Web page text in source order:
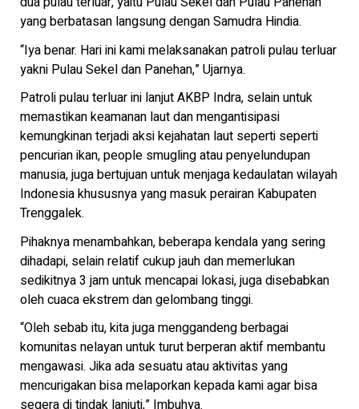
yang berbatasan langsung dengan Samudra Hindia.
“Iya benar. Hari ini kami melaksanakan patroli pulau terluar
yakni Pulau Sekel dan Panehan,” Ujarnya.
Patroli pulau terluar ini lanjut AKBP Indra, selain untuk
memastikan keamanan laut dan mengantisipasi
kemungkinan terjadi aksi kejahatan laut seperti seperti
pencurian ikan, people smugling atau penyelundupan
manusia, juga bertujuan untuk menjaga kedaulatan wilayah
Indonesia khususnya yang masuk perairan Kabupaten
Trenggalek.
Pihaknya menambahkan, beberapa kendala yang sering
dihadapi, selain relatif cukup jauh dan memerlukan
sedikitnya 3 jam untuk mencapai lokasi, juga disebabkan
oleh cuaca ekstrem dan gelombang tinggi.
“Oleh sebab itu, kita juga menggandeng berbagai
komunitas nelayan untuk turut berperan aktif membantu
mengawasi. Jika ada sesuatu atau aktivitas yang
mencurigakan bisa melaporkan kepada kami agar bisa